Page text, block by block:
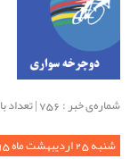
شماره‌ی خبر : ‌756 | تعداد بازدید : 2461
شنبه 25 اردیبهشت ماه 1395 ساعت 10:11